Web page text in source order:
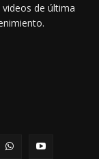
de última